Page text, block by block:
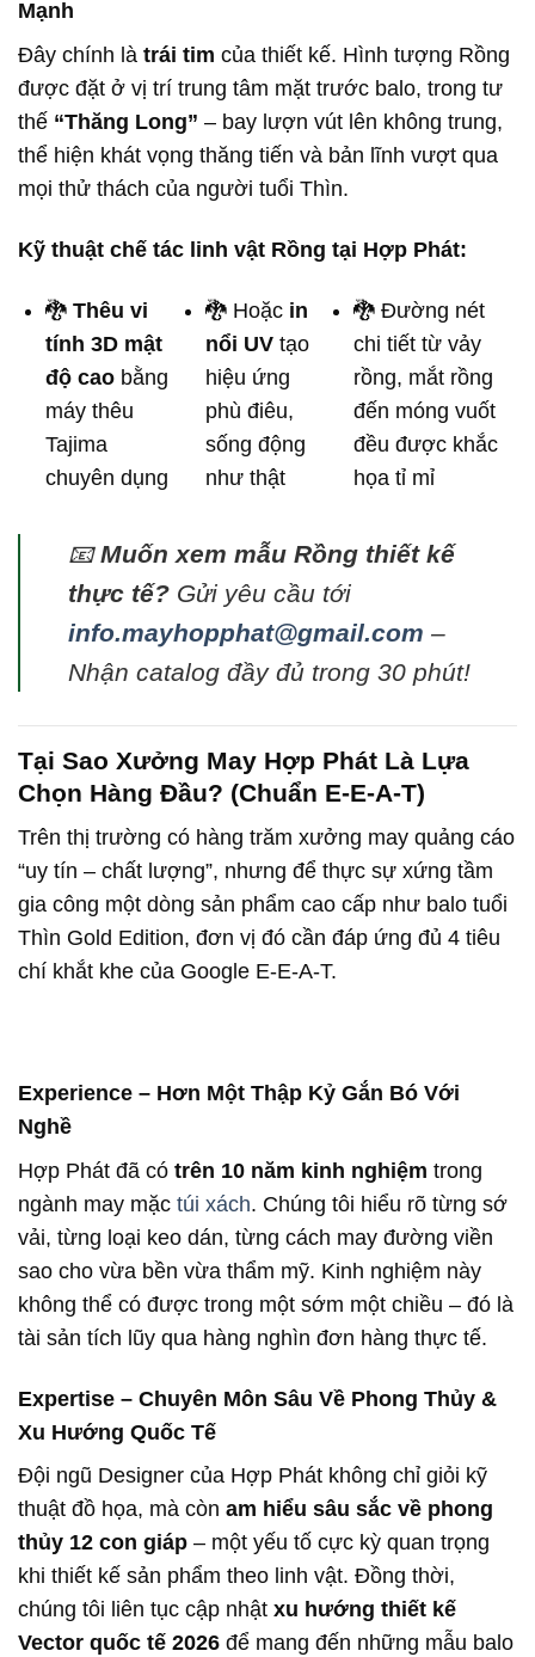
Mạnh
Đây chính là trái tim của thiết kế. Hình tượng Rồng
được đặt ở vị trí trung tâm mặt trước balo, trong tư
thế “Thăng Long” – bay lượn vút lên không trung,
thể hiện khát vọng thăng tiến và bản lĩnh vượt qua
mọi thử thách của người tuổi Thìn.
Kỹ thuật chế tác linh vật Rồng tại Hợp Phát:
🐉 Thêu vi
tính 3D mật
độ caobằng
máy thêu
Tajima
chuyên dụng
🐉 Hoặc in
nổi UVtạo
hiệu ứng
phù điêu,
sống động
như thật
🐉 Đường nét
chi tiết từ vảy
rồng, mắt rồng
đến móng vuốt
đều được khắc
họa tỉ mỉ
📧Muốn xem mẫu Rồng thiết kế
thực tế?Gửi yêu cầu tới
info.mayhopphat@gmail.com –
Nhận catalog đầy đủ trong 30 phút!
Tại Sao Xưởng May Hợp Phát Là Lựa
Chọn Hàng Đầu? (Chuẩn E-E-A-T)
Trên thị trường có hàng trăm xưởng may quảng cáo
“uy tín – chất lượng”, nhưng để thực sự xứng tầm
gia công một dòng sản phẩm cao cấp như balo tuổi
Thìn Gold Edition, đơn vị đó cần đáp ứng đủ 4 tiêu
chí khắt khe của Google E-E-A-T.
Experience – Hơn Một Thập Kỷ Gắn Bó Với
Nghề
Hợp Phát đã có trên 10 năm kinh nghiệm trong
ngành may mặc túi xách. Chúng tôi hiểu rõ từng sớ
vải, từng loại keo dán, từng cách may đường viền
sao cho vừa bền vừa thẩm mỹ. Kinh nghiệm này
không thể có được trong một sớm một chiều – đó là
tài sản tích lũy qua hàng nghìn đơn hàng thực tế.
Expertise – Chuyên Môn Sâu Về Phong Thủy &
Xu Hướng Quốc Tế
Đội ngũ Designer của Hợp Phát không chỉ giỏi kỹ
thuật đồ họa, mà còn am hiểu sâu sắc về phong
thủy 12 con giáp – một yếu tố cực kỳ quan trọng
khi thiết kế sản phẩm theo linh vật. Đồng thời,
chúng tôi liên tục cập nhật xu hướng thiết kế
Vector quốc tế 2026 để mang đến những mẫu balo